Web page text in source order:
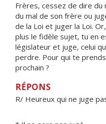
Frères, cessez de dire du
du mal de son frère ou
de la Loi et juger la Loi.
plus le fidèle sujet, tu en
législateur et juge, celui
perdre. Pour qui te
prochain ?
RÉPONS
R/ Heureux qui ne juge